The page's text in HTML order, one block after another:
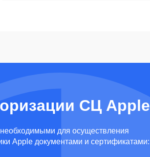
СЦ Apple
для осуществления
Apple документами и сертификатами: